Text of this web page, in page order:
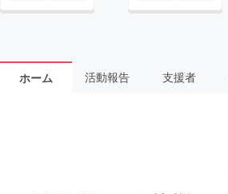
ホーム 活動報告 支援者